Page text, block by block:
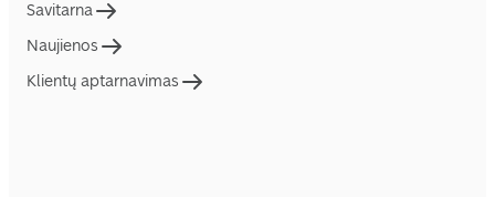
Savitarna
Naujienos
Klientų aptarnavimas